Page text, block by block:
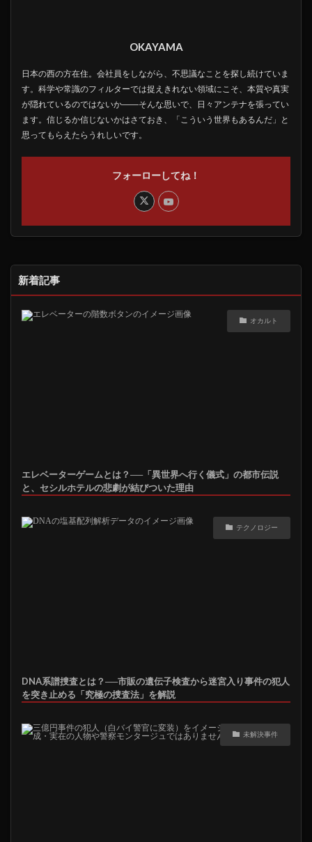
OKAYAMA
日本の西の方在住。会社員をしながら、不思議なことを探し続けていま
す。科学や常識のフィルターでは捉えきれない領域にこそ、本質や真実
が隠れているのではないか――そんな思いで、日々アンテナを張ってい
ます。信じるか信じないかはさておき、「こういう世界もあるんだ」と
思ってもらえたらうれしいです。
フォーローしてね！
新着記事
オカルト
エレベーターゲームとは？──「異世界へ行く儀式」の都市伝説
と、セシルホテルの悲劇が結びついた理由
テクノロジー
DNA系譜捜査とは？──市販の遺伝子検査から迷宮入り事件の犯人
を突き止める「究極の捜査法」を解説
未解決事件